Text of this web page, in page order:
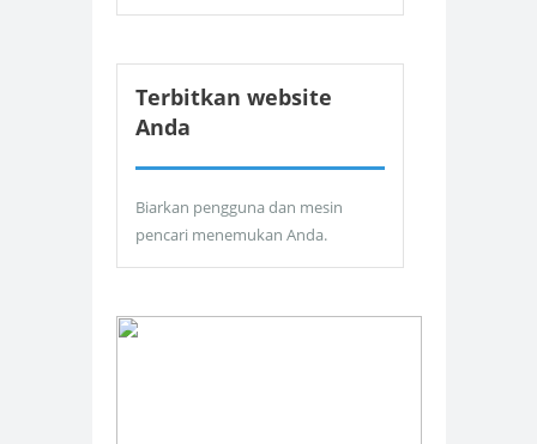
Terbitkan website
Anda
Biarkan pengguna dan mesin
pencari menemukan Anda.